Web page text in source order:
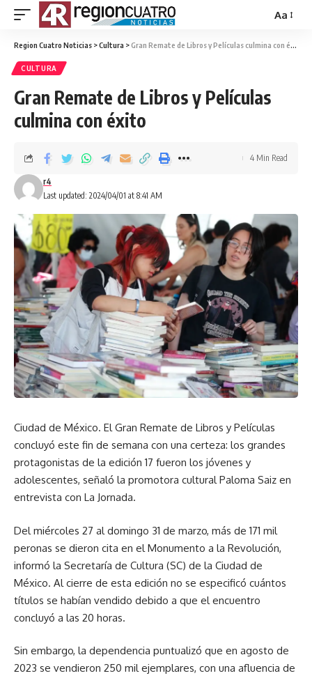
Aa
Region Cuatro Noticias >Cultura >Gran Remate de Libros y Películas culmina con éxito
CULTURA
Gran Remate de Libros y Películas
culmina con éxito
Last updated: 2024/04/01 at 8:41 AM
r4
4 Min Read
Ciudad de México. El Gran Remate de Libros y Películas
concluyó este fin de semana con una certeza: los grandes
protagonistas de la edición 17 fueron los jóvenes y
adolescentes, señaló la promotora cultural Paloma Saiz en
entrevista con La Jornada.
Del miércoles 27 al domingo 31 de marzo, más de 171 mil
peronas se dieron cita en el Monumento a la Revolución,
informó la Secretaría de Cultura (SC) de la Ciudad de
México. Al cierre de esta edición no se especificó cuántos
títulos se habían vendido debido a que el encuentro
concluyó a las 20 horas.
Sin embargo, la dependencia puntualizó que en agosto de
2023 se vendieron 250 mil ejemplares, con una afluencia de